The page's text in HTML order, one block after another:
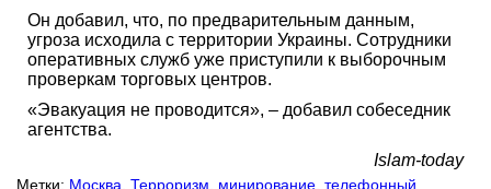
Он добавил, что, по предварительным данным,
угроза исходила с территории Украины. Сотрудники
оперативных служб уже приступили к выборочным
проверкам торговых центров.
«Эвакуация не проводится», – добавил собеседник
агентства.
Islam-today
Метки: Москва Терроризм минирование телефонный